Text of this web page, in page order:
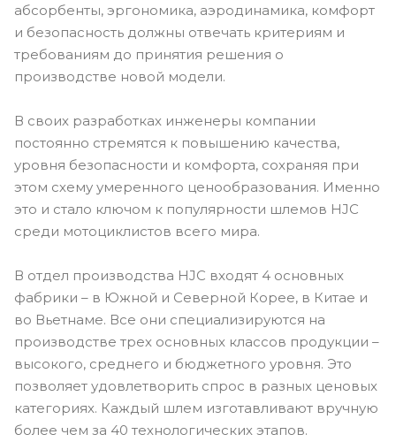
абсорбенты, эргономика, аэродинамика, комфорт
и безопасность должны отвечать критериям и
требованиям до принятия решения о
производстве новой модели.
В своих разработках инженеры компании
постоянно стремятся к повышению качества,
уровня безопасности и комфорта, сохраняя при
этом схему умеренного ценообразования. Именно
это и стало ключом к популярности шлемов HJC
среди мотоциклистов всего мира.
В отдел производства HJC входят 4 основных
фабрики – в Южной и Северной Корее, в Китае и
во Вьетнаме. Все они специализируются на
производстве трех основных классов продукции –
высокого, среднего и бюджетного уровня. Это
позволяет удовлетворить спрос в разных ценовых
категориях. Каждый шлем изготавливают вручную
более чем за 40 технологических этапов.